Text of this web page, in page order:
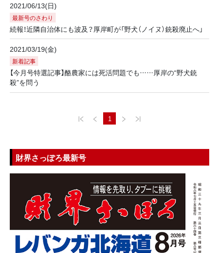
2021/06/13(日)
最新号のさわり
続報！近隣自治体にも波及？厚岸町が「野犬（ノイヌ）銃殺廃止へ」
2021/03/19(金)
新着記事
【今月号特選記事】酪農家には死活問題でも……厚岸の“野犬銃
殺”を問う
1
財界さっぽろ最新号